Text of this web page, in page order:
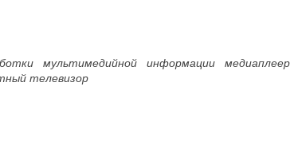
мультимедийной информации медиаплеер
телевизор